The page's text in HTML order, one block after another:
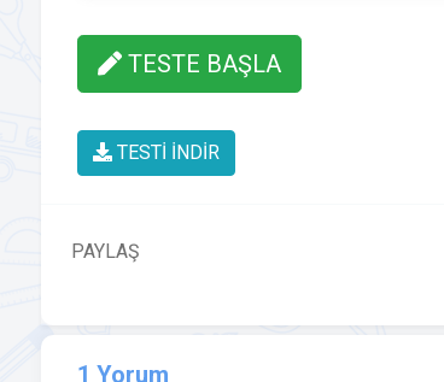
TESTE BAŞLA
TESTİ İNDİR
PAYLAŞ
1 Yorum